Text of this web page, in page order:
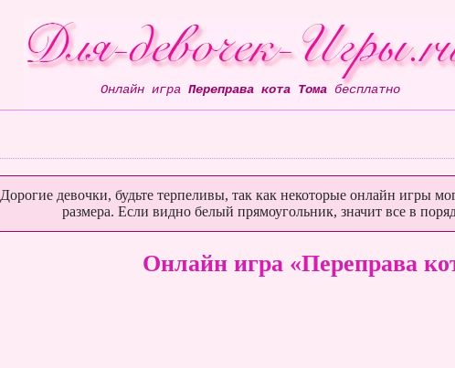
Онлайн игра Переправа кота Томабесплатно
Дорогие девочки, будьте терпеливы, так как некоторые онлайн игры
размера. Если видно белый прямоугольник, значит все в
Онлайн игра «Переправа